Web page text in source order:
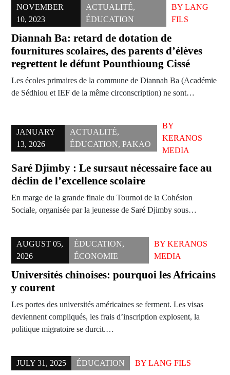
NOVEMBER
10, 2023
ACTUALITÉ,
ÉDUCATION
BY LANG
FILS
Diannah Ba: retard de dotation de
fournitures scolaires, des parents d’élèves
regrettent le défunt Pounthioung Cissé
Les écoles primaires de la commune de Diannah Ba (Académie
de Sédhiou et IEF de la même circonscription) ne sont…
JANUARY
13, 2026
ACTUALITÉ,
ÉDUCATION, PAKAO
BY
KERANOS
MEDIA
Saré Djimby : Le sursaut nécessaire face au
déclin de l’excellence scolaire
En marge de la grande finale du Tournoi de la Cohésion
Sociale, organisée par la jeunesse de Saré Djimby sous…
AUGUST 05,
2026
ÉDUCATION,
ÉCONOMIE
BY KERANOS
MEDIA
Universités chinoises: pourquoi les Africains
y courent
Les portes des universités américaines se ferment. Les visas
deviennent compliqués, les frais d’inscription explosent, la
politique migratoire se durcit.…
JULY 31, 2025 ÉDUCATION BY LANG FILS